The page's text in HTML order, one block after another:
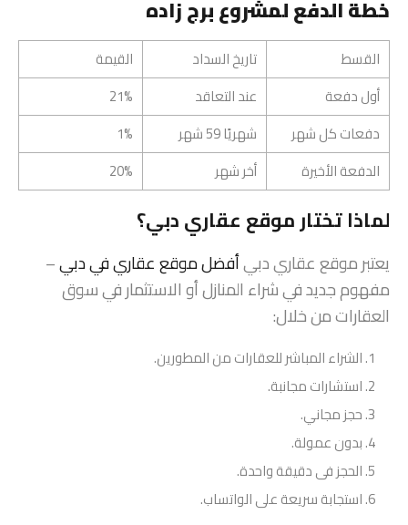
خطة الدفع لمشروع برج زاده
القسط تاريخ السداد
القيمة
أول دفعة
عند التعاقد
21%
دفعات كل شهر
شهريًا 59 شهر
1%
الدفعة الأخيرة
أخر شهر 20%
لماذا تختار موقع عقاري دبي؟
يعتبر موقع عقاري دبيأفضل موقع عقاري في دبي–
مفهوم جديد في شراء المنازل أو الاستثمار في سوق
العقارات من خلال:
الشراء المباشر للعقارات من المطورين.
استشارات مجانبة.
حجز مجاني.
بدون عمولة.
الحجز فى دقيقة واحدة.
استجابة سريعة على الواتساب.